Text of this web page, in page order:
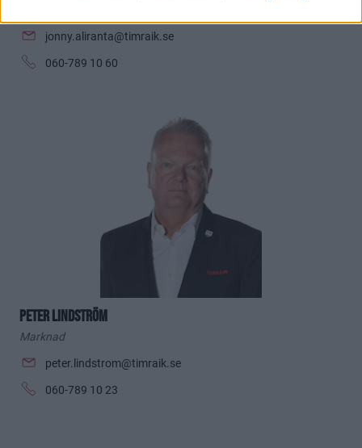
jonny.aliranta@timraik.se
060-789 10 60
Peter Lindström
Marknad
peter.lindstrom@timraik.se
060-789 10 23